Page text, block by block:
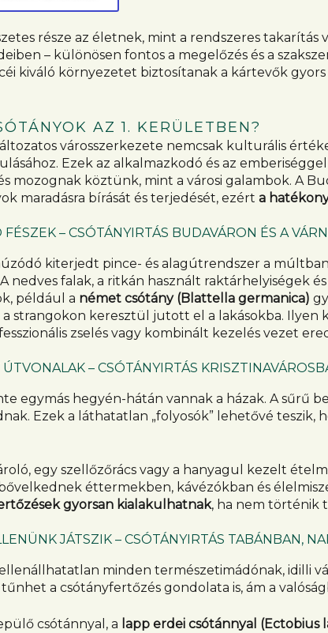
része az életnek, mint a rendszeres
– különösen fontos a megelőzés és a
kiváló környezetet biztosítanak a kártevők
AZ 1. KERÜLETBEN?
városszerkezete nemcsak kulturális
Ezek az alkalmazkodó és az
mozognak köztünk, mint a városi galambok. A
maradásra bírását és terjedését, ezért a
– CSÓTÁNYIRTÁS BUDAVÁRON ÉS A
kiterjedt pince- és alagútrendszer a
nedves falak, a ritkán használt
például a német csótány (Blattella germanica)
strangokon keresztül jutott el a lakásokba.
zselés vagy kombinált kezelés vezet
– CSÓTÁNYIRTÁS
egymás hegyén-hátán vannak a házak. A
Ezek a láthatatlan „folyosók” lehetővé
egy szellőzőrács vagy a hanyagul kezelt
éttermekben, kávézókban és
gyorsan kialakulhatnak, ha nem történik
JÁTSZIK – CSÓTÁNYIRTÁS TABÁNBAN,
minden természetimádónak, idilli
a csótányfertőzés gondolata is, ám a
csótánnyal, a lapp erdei csótánnyal (Ectobius